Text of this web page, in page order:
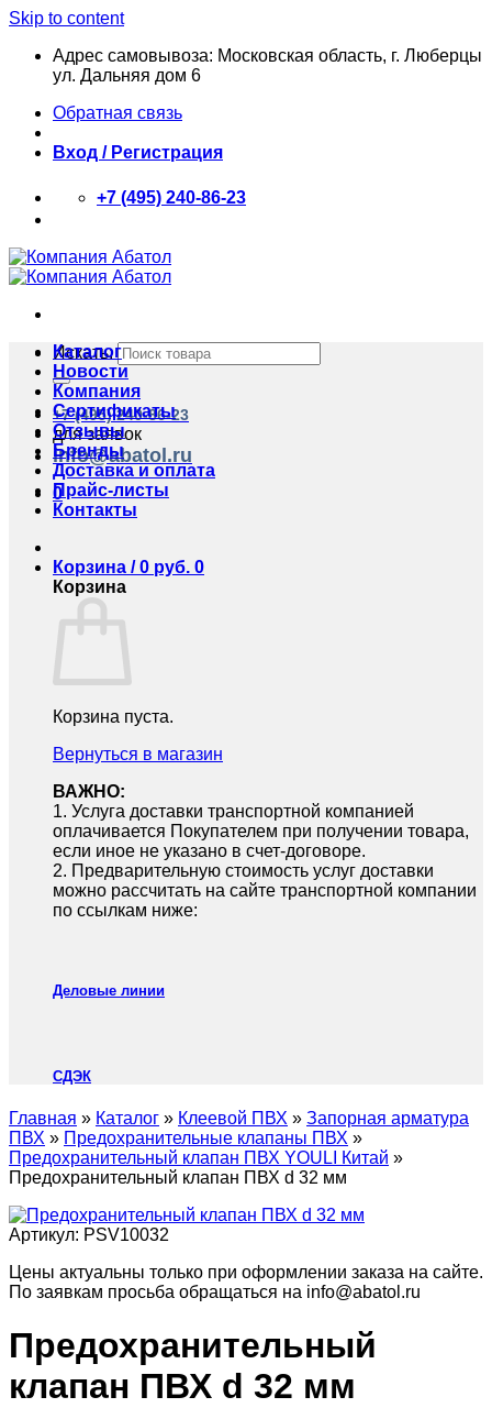
Skip to content
Адрес самовывоза: Московская область, г. Люберцы
ул. Дальняя дом 6
Обратная связь
Вход / Регистрация
+7 (495) 240-86-23
Искать:
+7 (495) 240-86-23
для заявок
info@abatol.ru
0
Каталог
Новости
Компания
Сертификаты
Отзывы
Бренды
Доставка и оплата
Прайс-листы
Контакты
Корзина /0 руб. 0
Корзина
Корзина пуста.
Вернуться в магазин
ВАЖНО:
1.⁠ ⁠Услуга доставки транспортной компанией
оплачивается Покупателем при получении товара,
если иное не указано в счет-договоре.
2.⁠ ⁠Предварительную стоимость услуг доставки
можно рассчитать на сайте транспортной компании
по ссылкам ниже:
Деловые линии
СДЭК
Главная » Каталог » Клеевой ПВХ » Запорная арматура
ПВХ » Предохранительные клапаны ПВХ »
Предохранительный клапан ПВХ YOULI Китай »
Предохранительный клапан ПВХ d 32 мм
Артикул: PSV10032
Цены актуальны только при оформлении заказа на сайте.
По заявкам просьба обращаться на info@abatol.ru
Предохранительный
клапан ПВХ d 32 мм